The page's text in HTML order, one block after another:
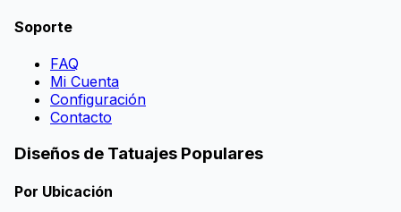
Soporte
FAQ
Mi Cuenta
Configuración
Contacto
Diseños de Tatuajes Populares
Por Ubicación